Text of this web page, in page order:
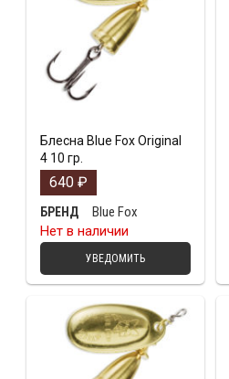
Блесна Blue Fox Original
4 10 гр.
640 ₽
БРЕНД
Blue Fox
Нет в наличии
УВЕДОМИТЬ